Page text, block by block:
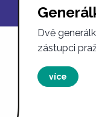
Dvě
zástupci
více